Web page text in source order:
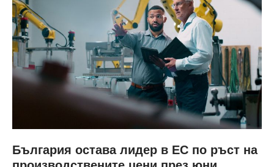
България остава лидер в ЕС по ръст на